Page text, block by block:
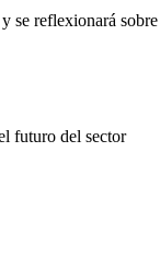
reflexionará sobre
futuro del sector